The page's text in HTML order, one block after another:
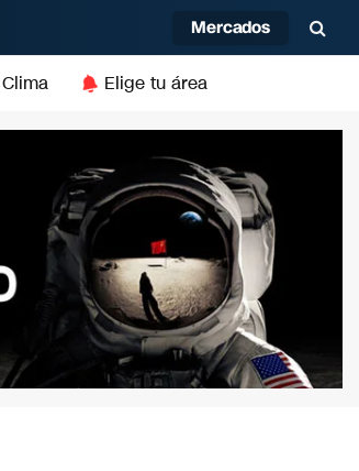
Mercados
Clima Elige tu área